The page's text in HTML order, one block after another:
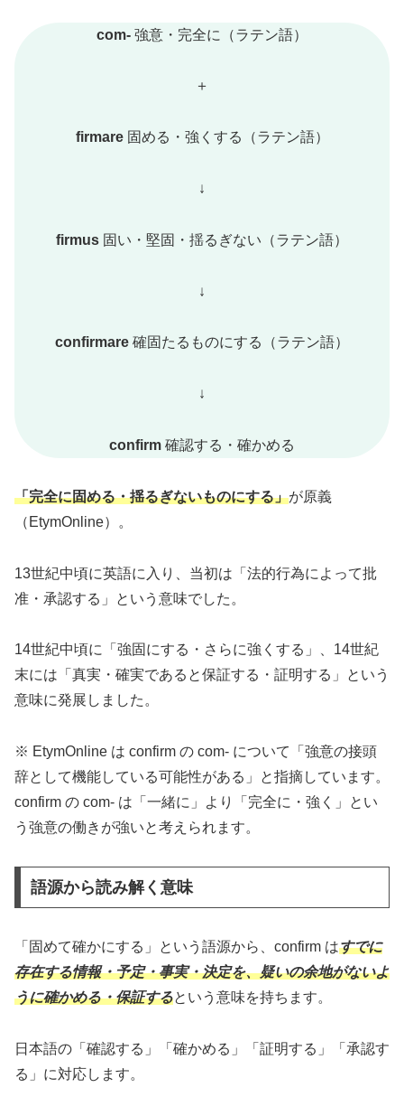
com- 強意・完全に（ラテン語）
＋
firmare固める・強くする（ラテン語）
↓
firmus 固い・堅固・揺るぎない（ラテン語）
↓
confirmare 確固たるものにする（ラテン語）
↓
confirm 確認する・確かめる
「完全に固める・揺るぎないものにする」が原義
（EtymOnline）。
13世紀中頃に英語に入り、当初は「法的行為によって批
准・承認する」という意味でした。
14世紀中頃に「強固にする・さらに強くする」、14世紀
末には「真実・確実であると保証する・証明する」という
意味に発展しました。
※ EtymOnline は confirm の com- について「強意の接頭
辞として機能している可能性がある」と指摘しています。
confirm の com- は「一緒に」より「完全に・強く」とい
う強意の働きが強いと考えられます。
語源から読み解く意味
「固めて確かにする」という語源から、confirm はすでに
存在する情報・予定・事実・決定を、疑いの余地がないよ
うに確かめる・保証するという意味を持ちます。
日本語の「確認する」「確かめる」「証明する」「承認す
る」に対応します。